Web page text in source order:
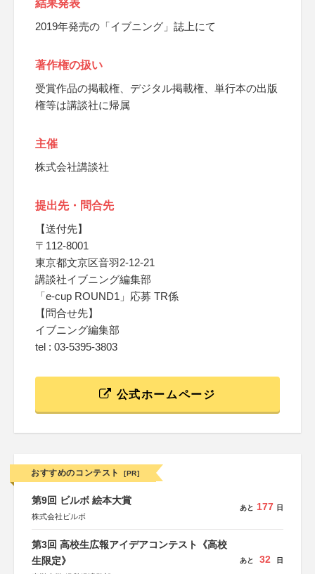
結果発表
2019年発売の「イブニング」誌上にて
著作権の扱い
受賞作品の掲載権、デジタル掲載権、単行本の出版
権等は講談社に帰属
主催
株式会社講談社
提出先・問合先
【送付先】
〒112-8001
東京都文京区音羽2-12-21
講談社イブニング編集部
「e-cup ROUND1」応募 TR係
【問合せ先】
イブニング編集部
tel : 03-5395-3803
公式ホームページ
おすすめのコンテスト [PR]
第9回 ビルボ 絵本大賞
株式会社ビルボ
あと 177 日
第3回 高校生広報アイデアコンテスト《高校
生限定》
あと 32 日